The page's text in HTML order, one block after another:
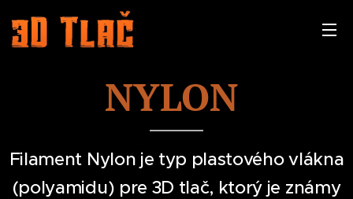
NYLON
Filament Nylon je typ plastového vlákna
(polyamidu) pre 3D tlač, ktorý je známy